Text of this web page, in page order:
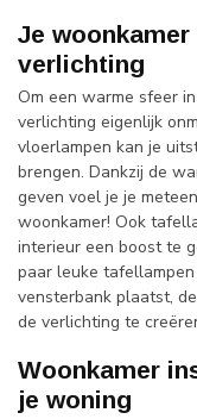
Je
verlichting
Om een warme sfeer
verlichting eigenlijk
vloerlampen kan je
brengen. Dankzij de
geven voel je je
woonkamer! Ook
interieur een boost te
paar leuke
vensterbank plaatst,
de verlichting te
Woonkamer
je woning